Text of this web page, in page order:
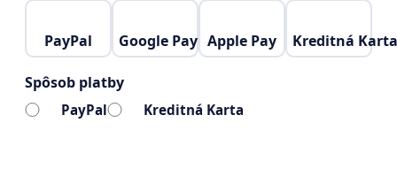
PayPal Google Pay Apple Pay Kreditná Karta
Spôsob platby
PayPal Kreditná Karta